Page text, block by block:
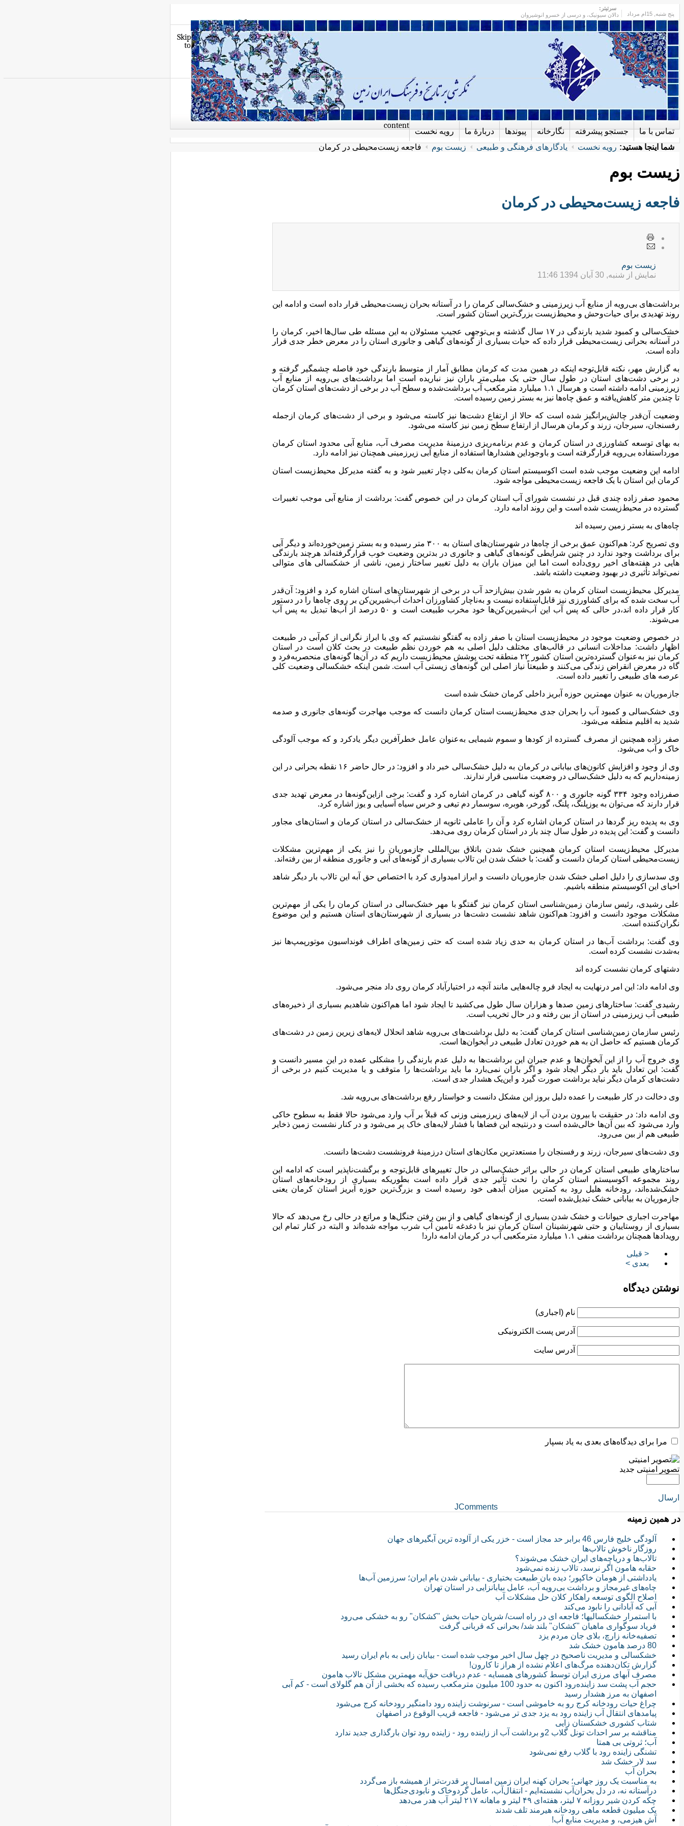
پنج شنبه
سرتیتر:
دالان سیونیک، و درسی از خسرو انوشیروان
رویه نخست دربارهٔ ما پیوندها نگارخانه جستجو پیشرفته تماس با ما
Skip
to
content
شما اینجا هستید: رویه نخست یادگارهای فرهنگی و طبیعی زیست بوم فاجعه زیست‌محیطی در کرمان
زیست بوم
فاجعه زیست‌محیطی در کرمان
زيست بوم
نمایش از شنبه, 30 آبان 1394 11:46
برداشت‌های بی‌رویه از منابع آب زیرزمینی و خشک‌سالی کرمان را در آستانه بحران زیست‌محیطی قرار داده است و ادامه این
روند تهدیدی برای حیات‌وحش و محیط‌زیست بزرگ‌ترین استان کشور است.
خشک‌سالی و کمبود شدید بارندگی در ۱۷ سال گذشته و بی‌توجهی عجیب مسئولان به این مسئله طی سال‌ها اخیر، کرمان را
در آستانه بحرانی زیست‌محیطی قرار داده که حیات بسیاری از گونه‌های گیاهی و جانوری استان را در معرض خطر جدی قرار
داده است.
به گزارش مهر، نکته قابل‌توجه اینکه در همین مدت که کرمان مطابق آمار از متوسط بارندگی خود فاصله چشمگیر گرفته و
در برخی دشت‌های استان در طول سال حتی یک میلی‌متر باران نیز نباریده است اما برداشت‌های بی‌رویه از منابع آب
زیرزمینی ادامه داشته است و هرسال ۱.۱ میلیارد مترمکعب آب برداشت‌شده و سطح آب در برخی از دشت‌های استان کرمان
تا چندین متر کاهش‌یافته و عمق چاه‌ها نیز به بستر زمین رسیده است.
وضعیت آن‌قدر چالش‌برانگیز شده است که حالا از ارتفاع دشت‌ها نیز کاسته می‌شود و برخی از دشت‌های کرمان ازجمله
رفسنجان، سیرجان، زرند و کرمان هرسال از ارتفاع سطح زمین نیز کاسته می‌شود.
به بهای توسعه کشاورزی در استان کرمان و عدم برنامه‌ریزی درزمینهٔ مدیریت مصرف آب، منابع آبی محدود استان کرمان
مورداستفاده بی‌رویه قرارگرفته است و باوجوداین هشدارها استفاده از منابع آبی زیرزمینی همچنان نیز ادامه دارد.
ادامه این وضعیت موجب شده است اکوسیستم استان کرمان به‌کلی دچار تغییر شود و به گفته مدیرکل محیط‌زیست استان
کرمان این استان با یک فاجعه زیست‌محیطی مواجه شود.
محمود صفر زاده چندی قبل در نشست شورای آب استان کرمان در این خصوص گفت: برداشت از منابع آبی موجب تغییرات
گسترده در محیط‌زیست شده است و این روند ادامه دارد.
چاه‌های به بستر زمین رسیده اند
وی تصریح کرد: هم‌اکنون عمق برخی از چاه‌ها در شهرستان‌های استان به ۳۰۰ متر رسیده و به بستر زمین‌خورده‌اند و دیگر آبی
برای برداشت وجود ندارد در چنین شرایطی گونه‌های گیاهی و جانوری در بدترین وضعیت خوب قرارگرفته‌اند هرچند بارندگی
هایی در هفته‌های اخیر روی‌داده است اما این میزان باران به دلیل تغییر ساختار زمین، ناشی از خشکسالی های متوالی
نمی‌تواند تأثیری در بهبود وضعیت داشته باشد.
مدیرکل محیط‌زیست استان کرمان به شور شدن بیش‌ازحد آب در برخی از شهرستان‌های استان اشاره کرد و افزود: آن‌قدر
آب سخت شده که برای کشاورزی نیز قابل‌استفاده نیست و به‌ناچار کشاورزان احداث آب‌شیرین‌کن بر روی چاه‌ها را در دستور
کار قرار داده اند،در حالی که پس آب این آب‌شیرین‌کن‌ها خود مخرب طبیعت است و ۵۰ درصد از آب‌ها تبدیل به پس آب
می‌شوند.
در خصوص وضعیت موجود در محیط‌زیست استان با صفر زاده به گفتگو نشستیم که وی با ابراز نگرانی از کم‌آبی در طبیعت
اظهار داشت: مداخلات انسانی در قالب‌های مختلف دلیل اصلی به هم خوردن نظم طبیعت در بحث کلان است در استان
کرمان نیز به‌عنوان گسترده‌ترین استان کشور ۲۲ منطقه تحت پوشش محیط‌زیست داریم که در آن‌ها گونه‌های منحصربه‌فرد و
گاه در معرض انقراض زندگی می‌کنند و طبیعتاً نیاز اصلی این گونه‌های زیستی آب است. شمن اینکه خشکسالی وضعیت کلی
عرصه های طبیعی را تغییر داده است.
جازموریان به عنوان مهمترین حوزه آبریز داخلی کرمان خشک شده است
وی خشک‌سالی و کمبود آب را بحران جدی محیط‌زیست استان کرمان دانست که موجب مهاجرت گونه‌های جانوری و صدمه
شدید به اقلیم منطقه می‌شود.
صفر زاده همچنین از مصرف گسترده از کودها و سموم شیمایی به‌عنوان عامل خطرآفرین دیگر یادکرد و که موجب آلودگی
خاک و آب می‌شود.
وی از وجود و افزایش کانون‌های بیابانی در کرمان به دلیل خشک‌سالی خبر داد و افزود: در حال حاضر ۱۶ نقطه بحرانی در این
زمینه‌داریم که به دلیل خشک‌سالی در وضعیت مناسبی قرار ندارند.
صفرزاده وجود ۳۳۴ گونه جانوری و ۸۰۰ گونه گیاهی در کرمان اشاره کرد و گفت: برخی ازاین‌گونه‌ها در معرض تهدید جدی
قرار دارند که می‌توان به یوزپلنگ، پلنگ، گورخر، هوبره، سوسمار دم تیغی و خرس سیاه آسیایی و یوز اشاره کرد.
وی به پدیده ریز گردها در استان کرمان اشاره کرد و آن را عاملی ثانویه از خشک‌سالی در استان کرمان و استان‌های مجاور
دانست و گفت: این پدیده در طول سال چند بار در استان کرمان روی می‌دهد.
مدیرکل محیط‌زیست استان کرمان همچنین خشک شدن باتلاق بین‌المللی جازموریان را نیز یکی از مهم‌ترین مشکلات
زیست‌محیطی استان کرمان دانست و گفت: با خشک شدن این تالاب بسیاری از گونه‌های آبی و جانوری منطقه از بین رفته‌اند.
وی سدسازی را دلیل اصلی خشک شدن جازموریان دانست و ابراز امیدواری کرد با اختصاص حق آبه این تالاب بار دیگر شاهد
احیای این اکوسیستم منطقه باشیم.
علی رشیدی، رئیس سازمان زمین‌شناسی استان کرمان نیز گفتگو با مهر خشک‌سالی در استان کرمان را یکی از مهم‌ترین
مشکلات موجود دانست و افزود: هم‌اکنون شاهد نشست دشت‌ها در بسیاری از شهرستان‌های استان هستیم و این موضوع
نگران‌کننده است.
وی گفت: برداشت آب‌ها در استان کرمان به حدی زیاد شده است که حتی زمین‌های اطراف فونداسیون موتورپمپ‌ها نیز
به‌شدت نشست کرده است.
دشتهای کرمان نشست کرده اند
وی ادامه داد: این امر درنهایت به ایجاد فرو چاله‌هایی مانند آنچه در اختیارآباد کرمان روی داد منجر می‌شود.
رشیدی گفت: ساختارهای زمین صدها و هزاران سال طول می‌کشید تا ایجاد شود اما هم‌اکنون شاهدیم بسیاری از ذخیره‌های
طبیعی آب زیرزمینی در استان از بین رفته و در حال تخریب است.
رئیس سازمان زمین‌شناسی استان کرمان گفت: به دلیل برداشت‌های بی‌رویه شاهد انحلال لایه‌های زیرین زمین در دشت‌های
کرمان هستیم که حاصل ان به هم خوردن تعادل طبیعی در آبخوان‌ها است.
وی خروج آب را از این آبخوان‌ها و عدم جبران این برداشت‌ها به دلیل عدم بارندگی را مشکلی عمده در این مسیر دانست و
گفت: این تعادل باید بار دیگر ایجاد شود و اگر باران نمی‌بارد ما باید برداشت‌ها را متوقف و یا مدیریت کنیم در برخی از
دشت‌های کرمان دیگر نباید برداشت صورت گیرد و این‌یک هشدار جدی است.
وی دخالت در کار طبیعت را عمده دلیل بروز این مشکل دانست و خواستار رفع برداشت‌های بی‌رویه شد.
وی ادامه داد: در حقیقت با بیرون بردن آب از لایه‌های زیرزمینی وزنی که قبلاً بر آب وارد می‌شود حالا فقط به سطوح خاکی
وارد می‌شود که بین آن‌ها خالی‌شده است و درنتیجه این فضاها با فشار لایه‌های خاک پر می‌شود و در کنار نشست زمین ذخایر
طبیعی هم از بین می‌رود.
وی دشت‌های سیرجان، زرند و رفسنجان را مستعدترین مکان‌های استان درزمینهٔ فرونشست دشت‌ها دانست.
ساختارهای طبیعی استان کرمان در حالی براثر خشک‌سالی در حال تغییرهای قابل‌توجه و برگشت‌ناپذیر است که ادامه این
روند مجموعه اکوسیستم استان کرمان را تحت تأثیر جدی قرار داده است بطوریکه بسیاری از رودخانه‌های استان
خشک‌شده‌اند، رودخانه هلیل رود به کمترین میزان آبدهی خود رسیده است و بزرگ‌ترین حوزه آبریز استان کرمان یعنی
جازموریان به بیابانی خشک تبدیل‌شده است.
مهاجرت اجباری حیوانات و خشک شدن بسیاری از گونه‌های گیاهی و از بین رفتن جنگل‌ها و مراتع در حالی رخ می‌دهد که حالا
بسیاری از روستاییان و حتی شهرنشینان استان کرمان نیز با دغدغه تأمین آب شرب مواجه شده‌اند و البته در کنار تمام این
رویدادها همچنان برداشت منفی ۱.۱ میلیارد مترمکعبی آب در کرمان ادامه دارد!
< قبلی
بعدی >
نوشتن دیدگاه
نام (اجباری)
آدرس پست الکترونیکی
آدرس سایت
مرا برای دیدگاه‌های بعدی به یاد بسپار
تصویر امنیتی جدید
ارسال
JComments
در همین زمینه
آلودگی خلیج فارس 46 برابر حد مجاز است - خزر یکی از آلوده ترین آبگیرهای جهان
روزگار ناخوش تالاب‌ها
تالاب‌ها و دریاچه‌های ایران خشک می‌شوند؟
حقابه هامون اگر نرسد، تالاب زنده نمی‌شود
یادداشتی از هومان خاکپور؛ دیده بان طبیعت بختیاری - بیابانی شدن بام ایران؛ سرزمین آب‌ها
چاه‌های غیرمجاز و برداشت بی‌رویه‌ آب، عامل بیابانزایی در استان تهران
اصلاح الگوی توسعه راهکار کلان حل مشکلات آب
آبی که آبادانی را نابود می‌کند
با استمرار خشکسالیها؛ فاجعه ای در راه است/ شریان حیات بخش "کشکان" رو به خشکی می‌رود
فریاد سوگواری ماهیان "کشکان" بلند شد/ بحرانی که قربانی گرفت
تصفیه‌خانه زارچ، بلای جان مردم یزد
80 درصد هامون خشک شد
خشکسالی و مدیریت ناصحیح در چهل سال اخیر موجب شده است - بیابان زایی به بام ایران رسید
گزارش تکان‌دهنده‌ مرگ‌های اعلام نشده از هراز تا کارون!
مصرف آبهای مرزی ایران توسط کشورهای همسایه - عدم دریافت حق‌آبه مهمترین مشکل تالاب هامون
حجم آب پشت سد زاینده‌رود​ اکنون به حدود 100 میلیون مترمکعب رسیده که بخشی از آن هم گل​و​لای است - کم آبی
اصفهان به مرز هشدار رسید
چراغ حیات رودخانه کرج رو به خاموشی است - سرنوشت زاینده رود دامنگیر رودخانه کرج می‌شود
پیامدهای انتقال آب زاینده رود به یزد جدی تر می‌شود - فاجعه قریب الوقوع در اصفهان
شتاب کشوری خشکستان زایی
مناقشه بر سر احداث تونل گلاب 2و برداشت آب از زاینده رود - زاینده رود توان بارگذاری جدید ندارد
آب؛ ثروتی بی همتا
تشنگی زاینده رود با گلاب رفع نمی‌شود
سد لار خشک شد
بحران آب
به مناسبت یک روز جهانی؛ بحران کهنه ایران زمین امسال پر قدرت‌تر از همیشه باز می‌گردد
درآستانه نه، در دل بحران‌آب نشسته‌ایم - انتقال‌آب،‌ عامل گردو‌خاک و نابودی‌‌جنگل‌ها
چکه کردن شیر روزانه ۷ لیتر، هفته‌ای ۴۹ لیتر و ماهانه ۲۱۷ لیتر آب هدر می‌دهد
یک میلیون قطعه ماهی رودخانه هیرمند تلف شدند
آش هیزمی، و مدیریت منابع آب!